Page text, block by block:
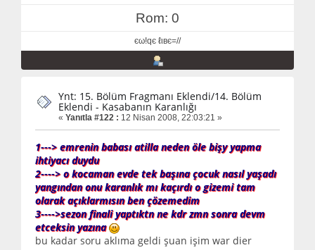
Rom: 0
єω!qє ℓιвє=//
Ynt: 15. Bölüm Fragmanı Eklendi/14. Bölüm
Eklendi - Kasabanın Karanlığı
« Yanıtla #122 : 12 Nisan 2008, 22:03:21 »
1---> emrenin babası atilla neden öle bişy yapma
ihtiyacı duydu
2----> o kocaman evde tek başına çocuk nasıl yaşadı
yangından onu karanlık mı kaçırdı o gizemi tam
olarak açıklarmısın ben çözemedim
3---->sezon finali yaptıktn ne kdr zmn sonra devm
etceksin yazına
bu kadar soru aklıma geldi şuan işim war dier